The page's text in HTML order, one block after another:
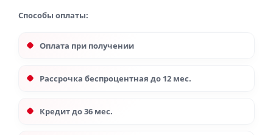
Способы оплаты:
Оплата при получении
Рассрочка беспроцентная до 12 мес.
Кредит до 36 мес.